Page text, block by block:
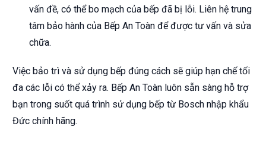
vấn đề, có thể bo mạch của bếp đã bị lỗi. Liên hệ trung
tâm bảo hành của Bếp An Toàn để được tư vấn và sửa
chữa.
Việc bảo trì và sử dụng bếp đúng cách sẽ giúp hạn chế tối
đa các lỗi có thể xảy ra. Bếp An Toàn luôn sẵn sàng hỗ trợ
bạn trong suốt quá trình sử dụng bếp từ Bosch nhập khẩu
Đức chính hãng.